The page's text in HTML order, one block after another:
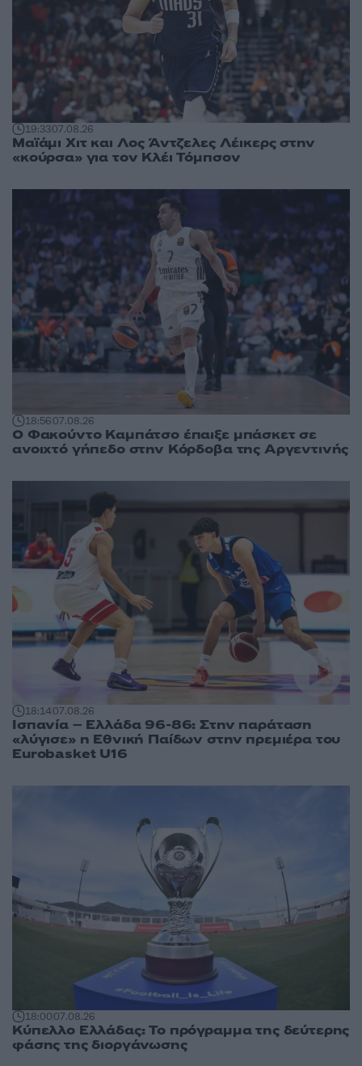
19:3307.08.26
Μαϊάμι Χιτ και Λος Άντζελες Λέικερς στην
«κούρσα» για τον Κλέι Τόμπσον
18:5607.08.26
Ο Φακούντο Καμπάτσο έπαιξε μπάσκετ σε
ανοιχτό γήπεδο στην Κόρδοβα της Αργεντινής
18:1407.08.26
Ισπανία – Ελλάδα 96-86: Στην παράταση
«λύγισε» η Εθνική Παίδων στην πρεμιέρα του
Eurobasket U16
18:0007.08.26
Κύπελλο Ελλάδας: Το πρόγραμμα της δεύτερης
φάσης της διοργάνωσης